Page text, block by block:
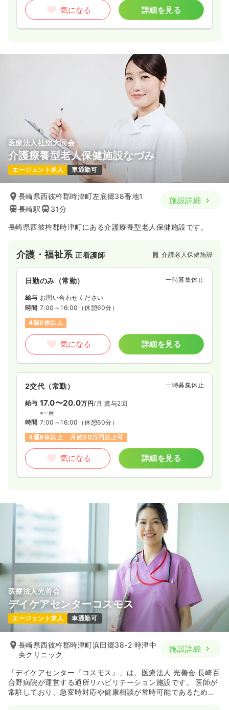
気になる 詳細を見る
医療法人社団大同会
介護療養型老人保健施設なづみ
エージェント求人 車通勤可
長崎県西彼杵郡時津町左底郷38番地1
長崎駅
31分
施設詳細
長崎県西彼杵郡時津町にある介護療養型老人保健施設です。
介護・福祉系正看護師 介護老人保健施設
日勤のみ（常勤） 一時募集休止
給与 お問い合わせください
時間 7:00～16:00 （休憩60分）
4週8休以上
気になる 詳細を見る
2交代（常勤） 一時募集休止
給与 17.0〜20.0万円/月 賞与2回
※一例
時間 7:00～16:00 （休憩60分）
4週8休以上
月給20万円以上可
気になる 詳細を見る
医療法人光善会
デイケアセンターコスモス
エージェント求人 車通勤可
長崎県西彼杵郡時津町浜田郷38-2 時津中
央クリニック
施設詳細
「デイケアセンター『コスモス』」は、医療法人 光善会 長崎百
合野病院が運営する通所リハビリテーション施設です。 医師が
常駐しており、急変時対応や健康相談が常時可能であるため、